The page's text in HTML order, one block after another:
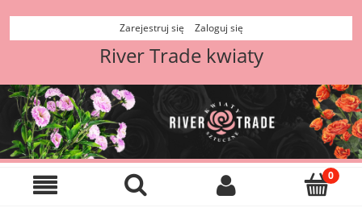
Zarejestruj się Zaloguj się
River Trade kwiaty